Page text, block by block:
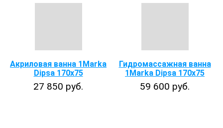
Акриловая ванна 1Marka
Dipsa 170x75
27 850 руб.
Гидромассажная ванна
1Marka Dipsa 170x75
59 600 руб.